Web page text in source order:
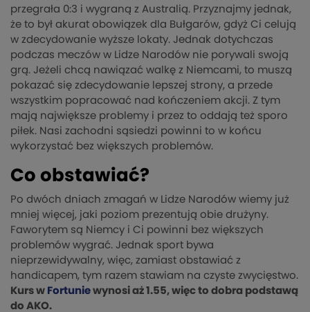
przegrała 0:3 i wygraną z Australią. Przyznajmy jednak,
że to był akurat obowiązek dla Bułgarów, gdyż Ci celują
w zdecydowanie wyższe lokaty. Jednak dotychczas
podczas meczów w Lidze Narodów nie porywali swoją
grą. Jeżeli chcą nawiązać walkę z Niemcami, to muszą
pokazać się zdecydowanie lepszej strony, a przede
wszystkim popracować nad kończeniem akcji. Z tym
mają największe problemy i przez to oddają też sporo
piłek. Nasi zachodni sąsiedzi powinni to w końcu
wykorzystać bez większych problemów.
Co obstawiać?
Po dwóch dniach zmagań w Lidze Narodów wiemy już
mniej więcej, jaki poziom prezentują obie drużyny.
Faworytem są Niemcy i Ci powinni bez większych
problemów wygrać. Jednak sport bywa
nieprzewidywalny, więc, zamiast obstawiać z
handicapem, tym razem stawiam na czyste zwycięstwo.
Kurs w Fortunie wynosi aż 1.55, więc to dobra podstawą
do AKO.